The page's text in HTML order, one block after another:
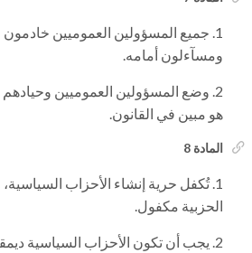
جميع المسؤولين العموميين
ومسآءلون أمامه.
وضع المسؤولين العموميين
هو مبين في القانون.
المادة 8
تُكفل حرية إنشاء الأحزاب السياسية،
الحزبية مكفول.
يجب أن تكون الأحزاب السياسية